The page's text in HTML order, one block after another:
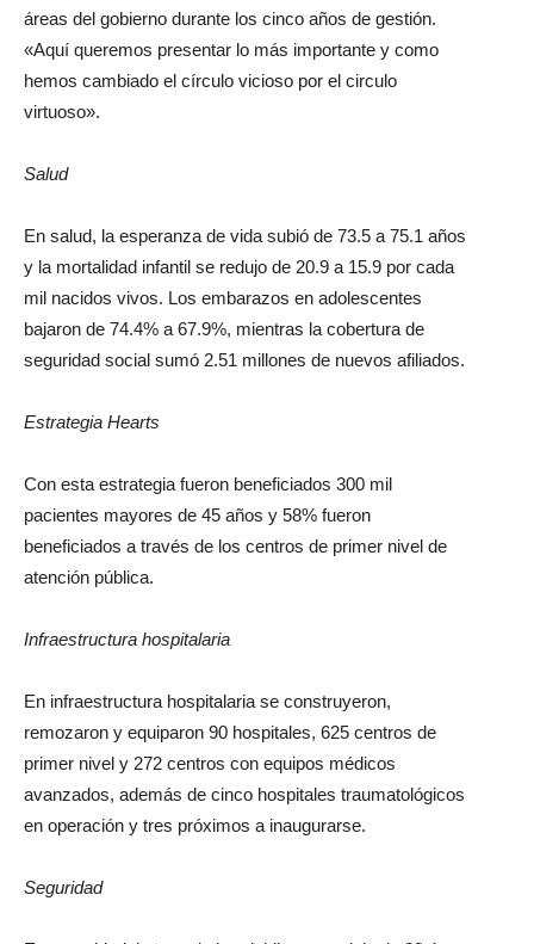
áreas del gobierno durante los cinco años de gestión.
«Aquí queremos presentar lo más importante y como
hemos cambiado el círculo vicioso por el circulo
virtuoso».
Salud
En salud, la esperanza de vida subió de 73.5 a 75.1 años
y la mortalidad infantil se redujo de 20.9 a 15.9 por cada
mil nacidos vivos. Los embarazos en adolescentes
bajaron de 74.4% a 67.9%, mientras la cobertura de
seguridad social sumó 2.51 millones de nuevos afiliados.
Estrategia Hearts
Con esta estrategia fueron beneficiados 300 mil
pacientes mayores de 45 años y 58% fueron
beneficiados a través de los centros de primer nivel de
atención pública.
Infraestructura hospitalaria
En infraestructura hospitalaria se construyeron,
remozaron y equiparon 90 hospitales, 625 centros de
primer nivel y 272 centros con equipos médicos
avanzados, además de cinco hospitales traumatológicos
en operación y tres próximos a inaugurarse.
Seguridad